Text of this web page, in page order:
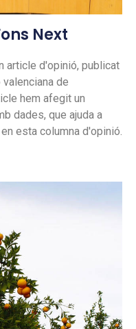
Next
article d'opinió, publicat
de
hem afegit un
dades, que ajuda a
esta columna d'opinió.